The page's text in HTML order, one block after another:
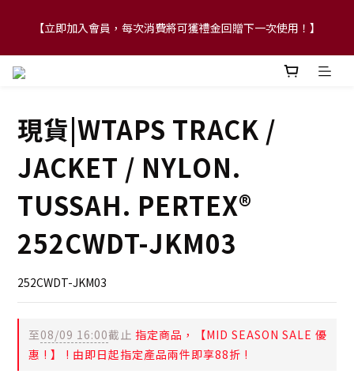
【FLASH SALE 兩件指定現貨產品即享88折】
【立即加入會員，每次消費將可獲禮金回贈下一次使用！】
【FLASH SALE 兩件指定現貨產品即享88折】
現貨|WTAPS TRACK /
JACKET / NYLON.
TUSSAH. PERTEX®
252CWDT-JKM03
252CWDT-JKM03
至08/09 16:00截止 指定商品，【MID SEASON SALE 優
惠 ! 】 ! 由即日起指定產品兩件即享88折 !